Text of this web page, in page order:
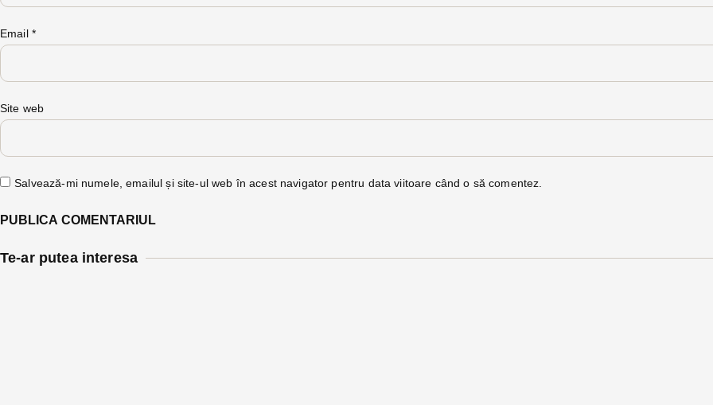
Email *
Site web
Salvează-mi numele, emailul și site-ul web în acest navigator pentru data viitoare când o să comentez.
Te-ar putea interesa